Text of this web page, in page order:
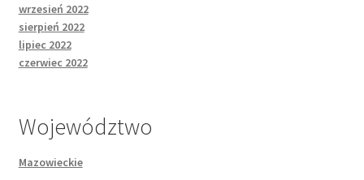
wrzesień 2022
sierpień 2022
lipiec 2022
czerwiec 2022
Województwo
Mazowieckie